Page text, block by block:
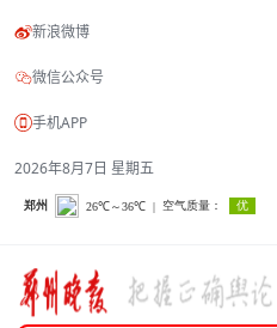
新浪微博
微信公众号
手机APP
2026年8月7日 星期五